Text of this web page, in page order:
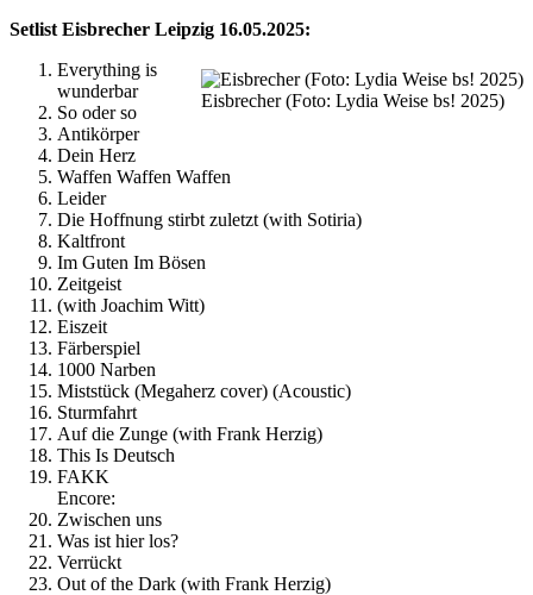
Setlist Eisbrecher Leipzig 16.05.2025:
Eisbrecher (Foto: Lydia Weise bs! 2025)
Everything is
wunderbar
So oder so
Antikörper
Dein Herz
Waffen Waffen Waffen
Leider
Die Hoffnung stirbt zuletzt (with Sotiria)
Kaltfront
Im Guten Im Bösen
Zeitgeist
(with Joachim Witt)
Eiszeit
Färberspiel
1000 Narben
Miststück (Megaherz cover) (Acoustic)
Sturmfahrt
Auf die Zunge (with Frank Herzig)
This Is Deutsch
FAKK
Encore:
Zwischen uns
Was ist hier los?
Verrückt
Out of the Dark (with Frank Herzig)